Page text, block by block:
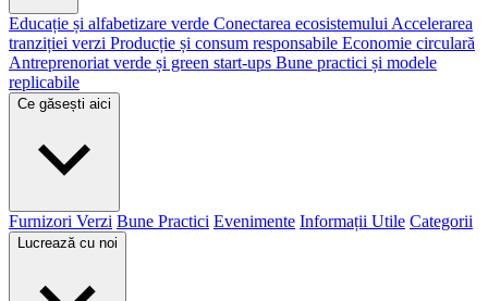
Educație și alfabetizare verde Conectarea ecosistemului Accelerarea
tranziției verzi Producție și consum responsabile Economie circulară
Antreprenoriat verde și green start-ups Bune practici și modele
replicabile
Ce găsești aici
Furnizori Verzi Bune Practici Evenimente Informații Utile Categorii
Lucrează cu noi